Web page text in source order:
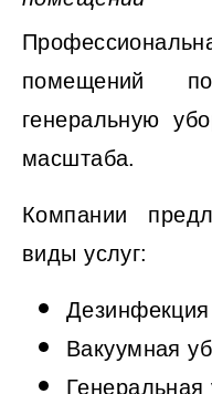
помещений
генеральную
масштаба.
Компании
виды услуг:
Вакуумная
Генеральная